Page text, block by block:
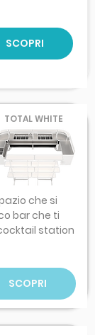
SCOPRI
TOTAL WHITE
che si
bar che ti
station
SCOPRI